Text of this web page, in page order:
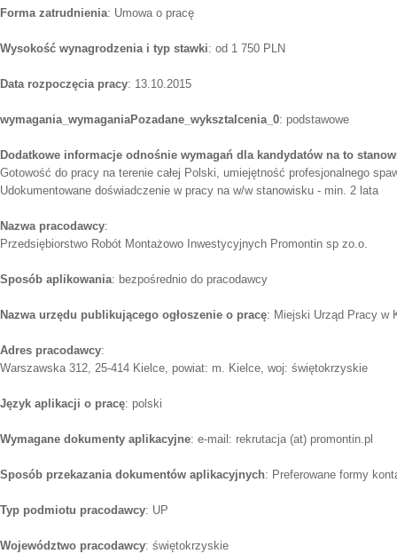
Forma zatrudnienia: Umowa o pracę
Wysokość wynagrodzenia i typ stawki: od 1 750 PLN
Data rozpoczęcia pracy: 13.10.2015
wymagania_wymaganiaPozadane_wyksztalcenia_0: podstawowe
Dodatkowe informacje odnośnie wymagań dla kandydatów na to
Gotowość do pracy na terenie całej Polski, umiejętność profesjonalnego
Udokumentowane doświadczenie w pracy na w/w stanowisku - min. 2 lata
Nazwa pracodawcy:
Przedsiębiorstwo Robót Montażowo Inwestycyjnych Promontin sp zo.o.
Sposób aplikowania: bezpośrednio do pracodawcy
Nazwa urzędu publikującego ogłoszenie o pracę: Miejski Urząd Pracy w
Adres pracodawcy:
Warszawska 312, 25-414 Kielce, powiat: m. Kielce, woj: świętokrzyskie
Język aplikacji o pracę: polski
Wymagane dokumenty aplikacyjne: e-mail: rekrutacja (at) promontin.pl
Sposób przekazania dokumentów aplikacyjnych: Preferowane formy
Typ podmiotu pracodawcy: UP
Województwo pracodawcy: świętokrzyskie